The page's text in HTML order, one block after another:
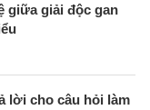
giữa giải độc gan
lời cho câu hỏi làm